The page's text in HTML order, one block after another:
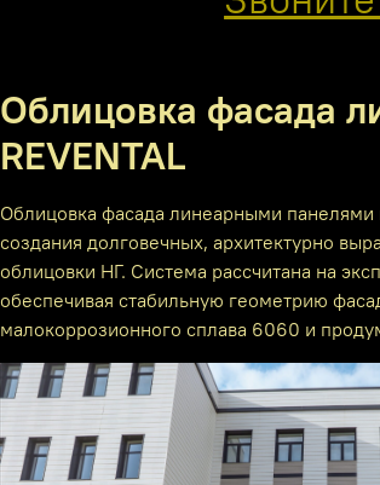
Облицовка фасада
REVENTAL
Облицовка фасада линеарными
создания долговечных, архитектурно
облицовки НГ. Система рассчитана на
обеспечивая стабильную геометрию
малокоррозионного сплава 6060 и